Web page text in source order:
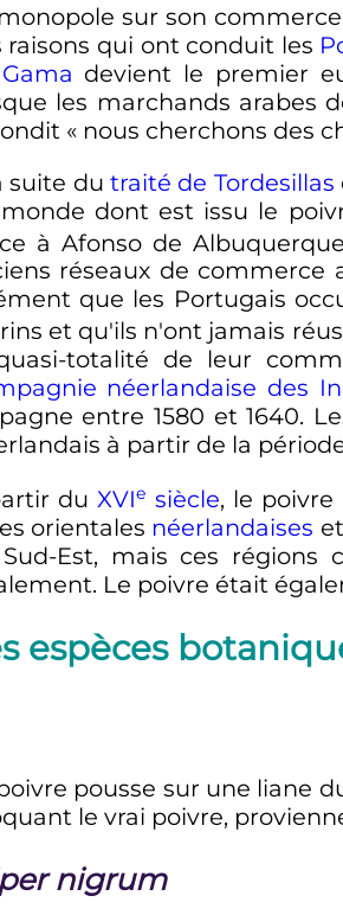
sur son
raisons qui ont conduit les
devient le premier
les marchands arabes
« nous cherchons des
suite dutraité de Tordesillas
dont est issu le
à Afonso de
réseaux de
que les Portugais
et qu'ils n'ont jamais
totalité de leur
néerlandaise des
entre 1580 et 1640.
à partir de la période
du XVIe siècle, le
orientales néerlandaises
Est, mais ces régions
Le poivre était
espèces
pousse sur une liane
le vrai poivre,
nigrum